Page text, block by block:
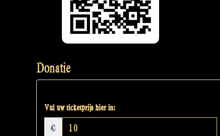
Donatie
Vul uw ticketprijs hier in:
€